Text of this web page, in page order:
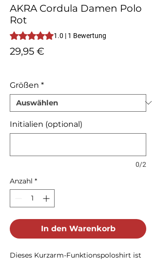
AKRA Cordula Damen Polo
Rot
Das Rating beträgt 1.0 von fünf Sternen,
1.0 | 1 Bewertung
29,95 €
Größen *
Initialien (optional)
0/2
Anzahl *
In den Warenkorb
Dieses Kurzarm-Funktionspoloshirt ist